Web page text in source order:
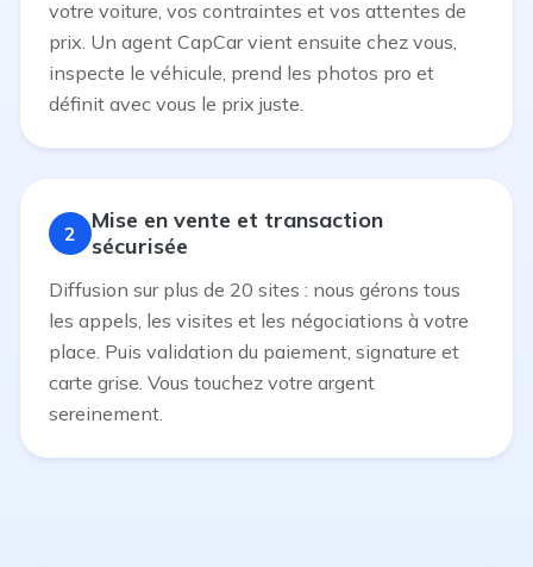
votre voiture, vos contraintes et vos attentes de
prix. Un agent CapCar vient ensuite chez vous,
inspecte le véhicule, prend les photos pro et
définit avec vous le prix juste.
2
Mise en vente et transaction
sécurisée
Diffusion sur plus de 20 sites : nous gérons tous
les appels, les visites et les négociations à votre
place. Puis validation du paiement, signature et
carte grise. Vous touchez votre argent
sereinement.